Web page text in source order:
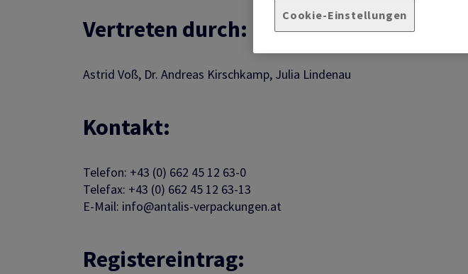
Vertreten durch:
Astrid Voß, Dr. Andreas Kirschkamp, Julia Lindenau
Kontakt:
Telefon: +43 (0) 662 45 12 63-0
Telefax: +43 (0) 662 45 12 63-13
E-Mail: info@antalis-verpackungen.at
Registereintrag:
Cookie-Einstellungen